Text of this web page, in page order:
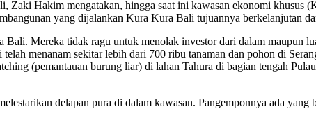
Hakim mengatakan, hingga saat ini kawasan ekonomi khusus
yang dijalankan Kura Kura Bali tujuannya berkelanjutan
Mereka tidak ragu untuk menolak investor dari dalam maupun
menanam sekitar lebih dari 700 ribu tanaman dan pohon di
(pemantauan burung liar) di lahan Tahura di bagian tengah
delapan pura di dalam kawasan. Pangemponnya ada yang